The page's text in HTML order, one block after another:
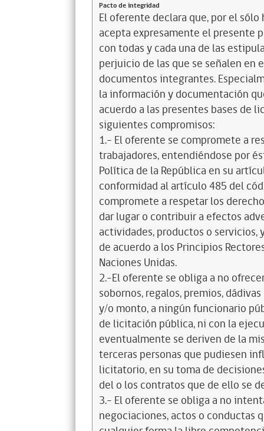
Pacto de integridad
El oferente declara que, por el
acepta expresamente el presente
con todas y cada una de las
perjuicio de las que se señalen en
documentos integrantes.
la información y documentación
acuerdo a las presentes bases de
siguientes compromisos:
1.- El oferente se compromete a
trabajadores, entendiéndose por
Política de la República en su
conformidad al artículo 485 del
compromete a respetar los
dar lugar o contribuir a efectos
actividades, productos o servicios,
de acuerdo a los Principios
Naciones Unidas.
2.-El oferente se obliga a no
sobornos, regalos, premios,
y/o monto, a ningún funcionario
de licitación pública, ni con la
eventualmente se deriven de la
terceras personas que pudiesen
licitatorio, en su toma de
del o los contratos que de ello se
3.- El oferente se obliga a no
negociaciones, actos o conductas